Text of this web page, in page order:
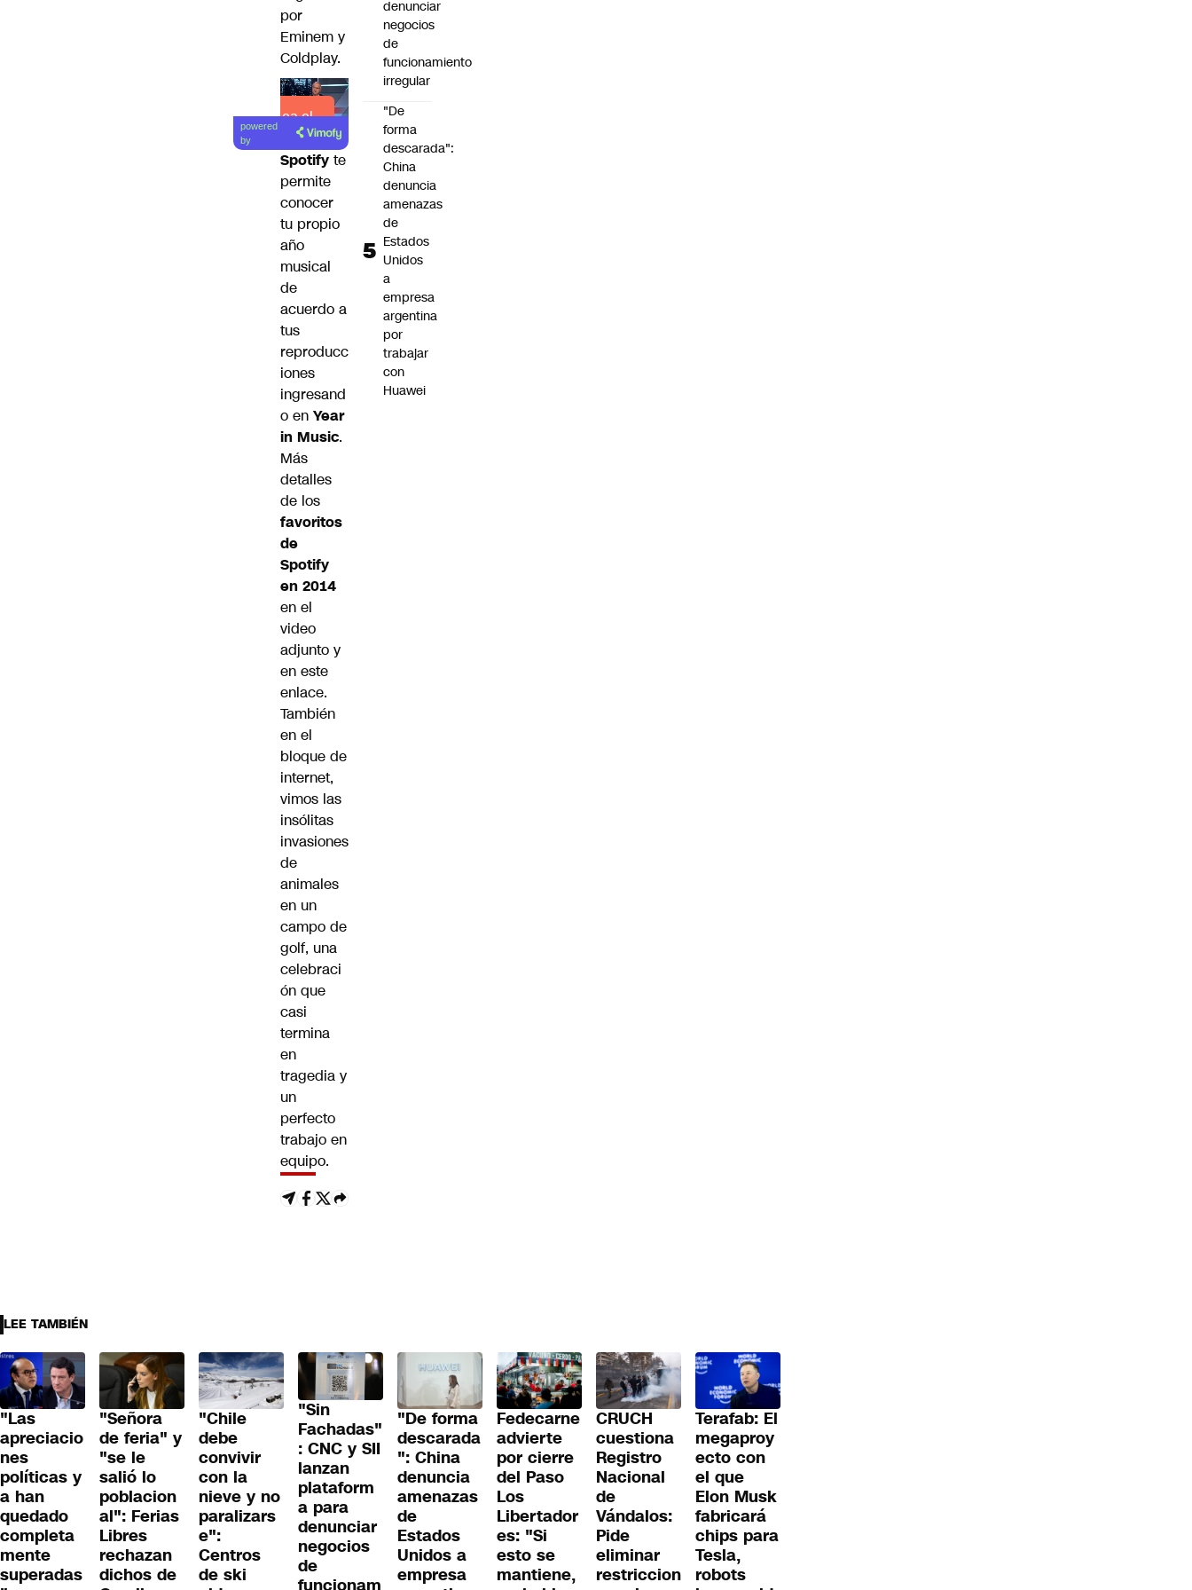
por
Eminem y
Coldplay.
Lea el
artículo
powered
by
Spotify te
permite
conocer
tu propio
año
musical
de
acuerdo a
tus
reproducc
iones
ingresand
o en Year
in Music.
Más
detalles
de los
favoritos
de
Spotify
en 2014
en el
video
adjunto y
en este
enlace.
También
en el
bloque de
internet,
vimos las
insólitas
invasiones
de
animales
en un
campo de
golf, una
celebraci
ón que
casi
termina
en
tragedia y
un
perfecto
trabajo en
equipo.
denunciar
negocios
de
funcionamiento
irregular
"De
forma
descarada":
China
denuncia
amenazas
de
Estados
Unidos
a
empresa
argentina
por
trabajar
con
Huawei
LEE TAMBIÉN
"Las
apreciacio
nes
políticas y
a han
quedado
completa
mente
superadas
"Señora
de feria" y
"se le
salió lo
poblacion
al": Ferias
Libres
rechazan
dichos de
"Chile
debe
convivir
con la
nieve y no
paralizars
e":
Centros
de ski
"Sin
Fachadas"
: CNC y SII
lanzan
plataform
a para
denunciar
negocios
de
"De forma
descarada
": China
denuncia
amenazas
de
Estados
Unidos a
empresa
Fedecarne
advierte
por cierre
del Paso
Los
Libertador
es: "Si
esto se
mantiene,
CRUCH
cuestiona
Registro
Nacional
de
Vándalos:
Pide
eliminar
restriccion
Terafab: El
megaproy
ecto con
el que
Elon Musk
fabricará
chips para
Tesla,
robots